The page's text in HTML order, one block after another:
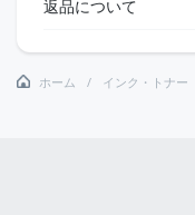
返品について
ホーム インク・トナー